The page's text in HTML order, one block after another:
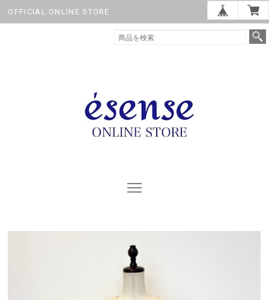
OFFICIAL ONLINE STORE